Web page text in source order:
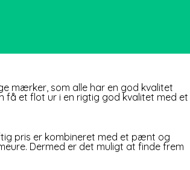
mærker, som alle har en god kvalitet
få et flot ur i en rigtig god kvalitet med et
pris er kombineret med et pænt og
Dermed er det muligt at finde frem